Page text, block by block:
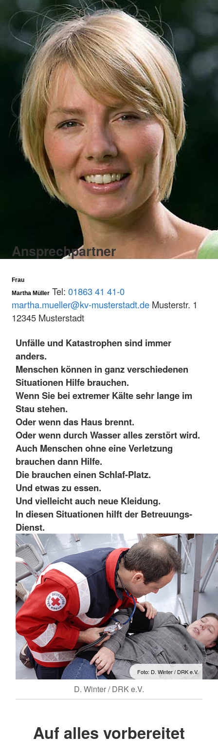
Ansprechpartner
Frau
Martha Müller Tel: 01863 41 41-0
martha.mueller@kv-musterstadt.de Musterstr. 1
12345 Musterstadt
Unfälle und Katastrophen sind immer
anders.
Menschen können in ganz verschiedenen
Situationen Hilfe brauchen.
Wenn Sie bei extremer Kälte sehr lange im
Stau stehen.
Oder wenn das Haus brennt.
Oder wenn durch Wasser alles zerstört wird.
Auch Menschen ohne eine Verletzung
brauchen dann Hilfe.
Die brauchen einen Schlaf-Platz.
Und etwas zu essen.
Und vielleicht auch neue Kleidung.
In diesen Situationen hilft der Betreuungs-
Dienst.
Foto: D. Winter / DRK e.V.
D. Winter / DRK e.V.
Auf alles vorbereitet